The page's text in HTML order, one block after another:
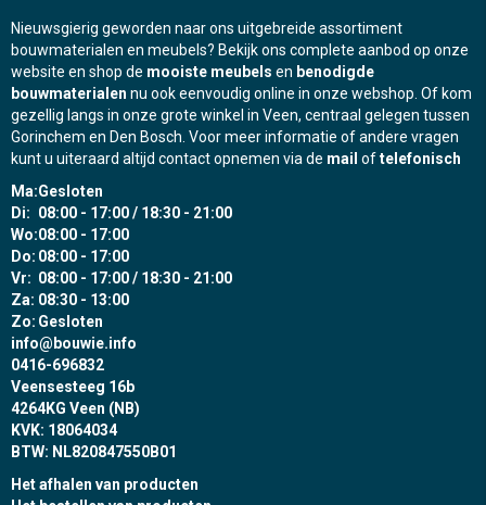
Nieuwsgierig geworden naar ons uitgebreide assortiment
bouwmaterialen en meubels? Bekijk ons complete aanbod op onze
website en shop de mooiste meubels en benodigde
bouwmaterialen nu ook eenvoudig online in onze webshop. Of kom
gezellig langs in onze grote winkel in Veen, centraal gelegen tussen
Gorinchem en Den Bosch. Voor meer informatie of andere vragen
kunt u uiteraard altijd contact opnemen via de mail oftelefonisch
Ma:Gesloten
Di: 08:00 - 17:00 / 18:30 - 21:00
Wo:08:00 - 17:00
Do: 08:00 - 17:00
Vr: 08:00 - 17:00 / 18:30 - 21:00
Za: 08:30 - 13:00
Zo: Gesloten
info@bouwie.info
0416-696832
Veensesteeg 16b
4264KG Veen (NB)
KVK: 18064034
BTW: NL820847550B01
Het afhalen van producten